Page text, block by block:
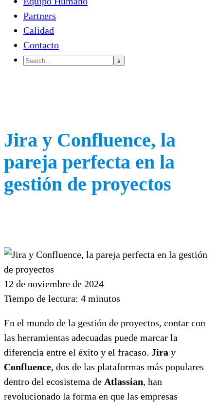
Partners
Calidad
Contacto
Jira y Confluence, la
pareja perfecta en la
gestión de proyectos
12 de noviembre de 2024
Tiempo de lectura: 4 minutos
En el mundo de la gestión de proyectos, contar con
las herramientas adecuadas puede marcar la
diferencia entre el éxito y el fracaso. Jira y
Confluence, dos de las plataformas más populares
dentro del ecosistema de Atlassian, han
revolucionado la forma en que las empresas